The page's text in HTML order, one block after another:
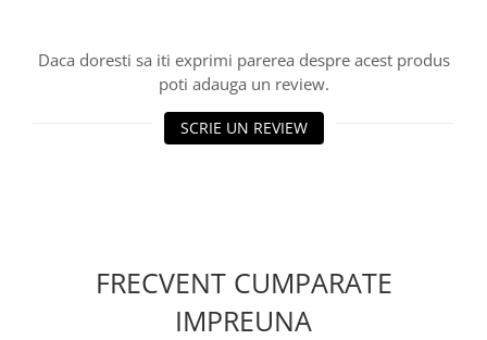
Daca doresti sa iti exprimi parerea despre acest produs
poti adauga un review.
SCRIE UN REVIEW
FRECVENT CUMPARATE
IMPREUNA